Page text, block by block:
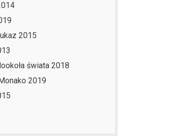
2015
świata 2018
2019